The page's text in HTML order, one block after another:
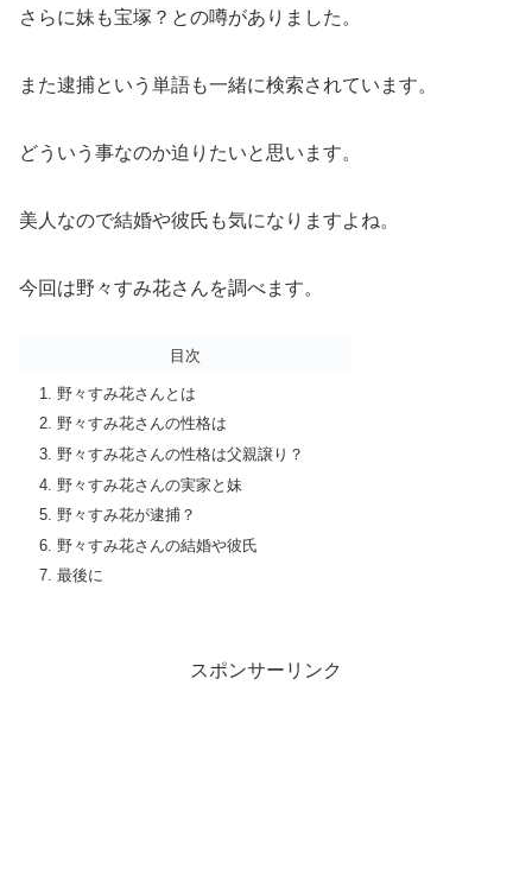
さらに妹も宝塚？との噂がありました。
また逮捕という単語も一緒に検索されています。
どういう事なのか迫りたいと思います。
美人なので結婚や彼氏も気になりますよね。
今回は野々すみ花さんを調べます。
目次
野々すみ花さんとは
野々すみ花さんの性格は
野々すみ花さんの性格は父親譲り？
野々すみ花さんの実家と妹
野々すみ花が逮捕？
野々すみ花さんの結婚や彼氏
最後に
スポンサーリンク